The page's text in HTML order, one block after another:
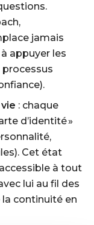
jamais
appuyer les
: chaque
d’identité »
Cet état
à tout
lui au fil des
la continuité en